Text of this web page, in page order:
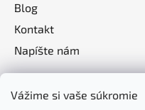
Vážime si vaše súkromie
Blog
Kontakt
Napíšte nám